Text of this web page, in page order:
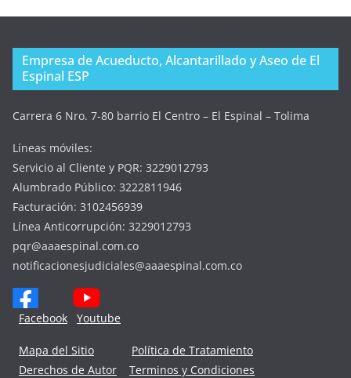
Empresa de Acueducto, Alcantarillado y Aseo de El
Espinal ESP
Carrera 6 Nro. 7-80 barrio El Centro – El Espinal – Tolima
Líneas móviles:
Servicio al Cliente y PQR: 3229012793
Alumbrado Público: 3222811946
Facturación: 3102456939
Línea Anticorrupción: 3229012793
pqr@aaaespinal.com.co
notificacionesjudiciales@aaaespinal.com.co
Facebook Youtube
Mapa del Sitio
Política de Tratamiento
Derechos de Autor
Terminos y Condiciones